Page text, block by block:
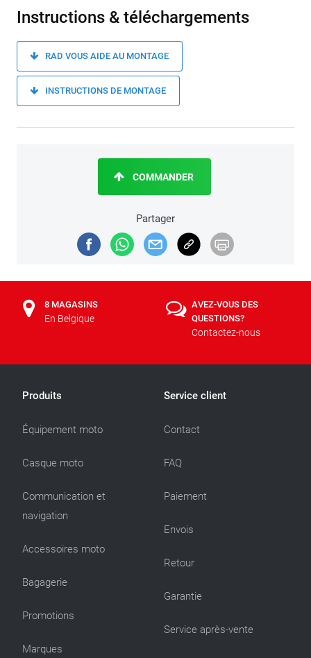
Instructions & téléchargements
RAD VOUS AIDE AU MONTAGE
INSTRUCTIONS DE MONTAGE
Partager
COMMANDER
8 MAGASINS
En Belgique
AVEZ-VOUS DES
QUESTIONS?
Contactez-nous
Produits
Équipement moto
Casque moto
Communication et
navigation
Accessoires moto
Bagagerie
Promotions
Marques
Service client
Contact
FAQ
Paiement
Envois
Retour
Garantie
Service après-vente